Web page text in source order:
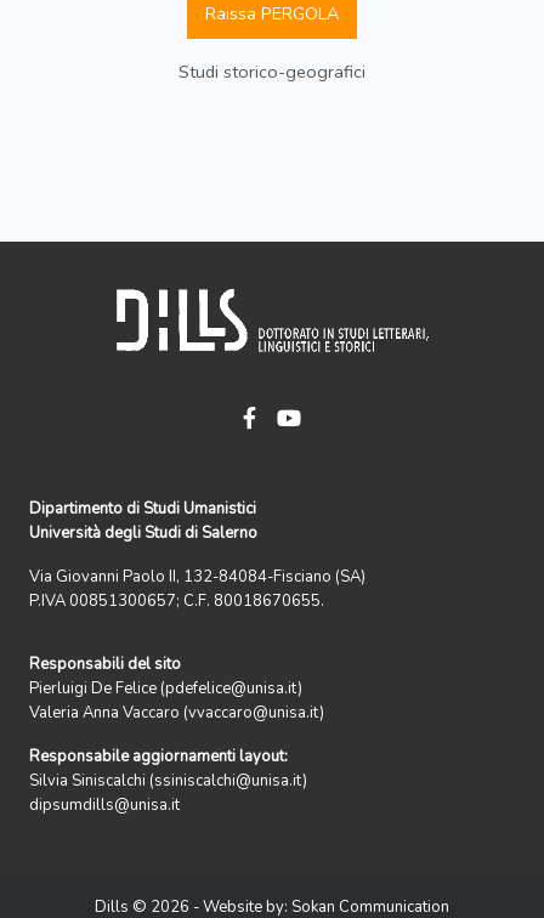
Raissa PERGOLA
Studi storico-geografici
Dipartimento di Studi Umanistici
Università degli Studi di Salerno
Via Giovanni Paolo II, 132-84084-Fisciano (SA)
P.IVA 00851300657; C.F. 80018670655.
Responsabili del sito
Pierluigi De Felice (pdefelice@unisa.it)
Valeria Anna Vaccaro (vvaccaro@unisa.it)
Responsabile aggiornamenti layout:
Silvia Siniscalchi (ssiniscalchi@unisa.it)
dipsumdills@unisa.it
Dills © 2026 - Website by: Sokan Communication